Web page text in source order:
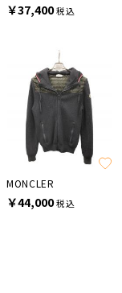
￥37,400税込
MONCLER
￥44,000税込